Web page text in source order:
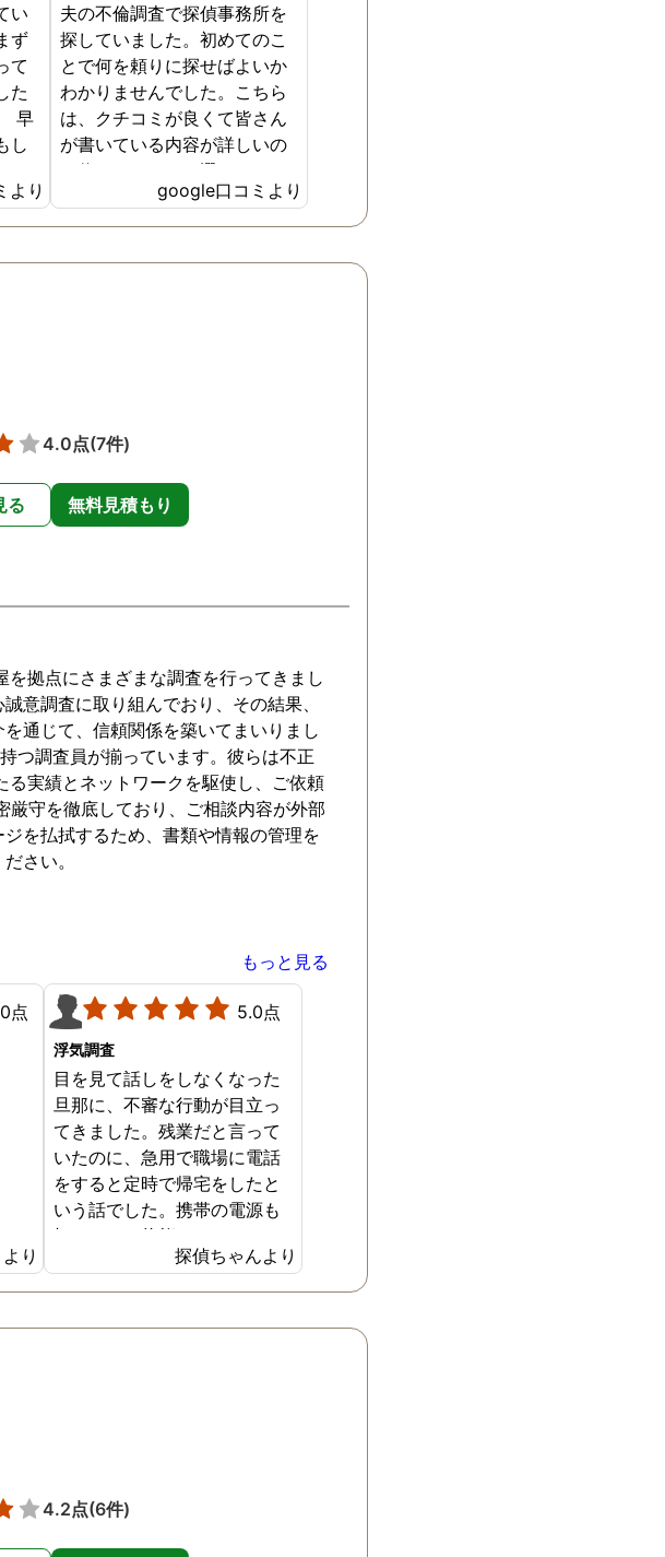
い
ず
て
た
早
し
世
も
回
め
に
く
像
拠
て
の
、
に
不
立
親
て
に
ま
き
所
より
夫の不倫調査で探偵事務所を
探していました。初めてのこ
とで何を頼りに探せばよいか
わかりませんでした。こちら
は、クチコミが良くて皆さん
が書いている内容が詳しいの
で信じてこちらを選びまし
た。初めは不安でしたがとて
も丁寧にこれからの進め方や
て終わり。ではありません。
アフターフォローもしっかり
してくれます。証拠が揃った
後の進め方もきちんと教えて
どこにすればよいか悩んでい
る方がいれば是非こちらをお
すすめしたいです。
google口コミより
4.0点(7件)
る 無料見積もり
拠点にさまざまな調査を行ってきまし
意調査に取り組んでおり、その結果、
通じて、信頼関係を築いてまいりまし
つ調査員が揃っています。彼らは不正
実績とネットワークを駆使し、ご依頼
守を徹底しており、ご相談内容が外部
を払拭するため、書類や情報の管理を
さい。
もっと見る
点
り
5.0点
浮気調査
目を見て話しをしなくなった
旦那に、不審な行動が目立っ
てきました。残業だと言って
いたのに、急用で職場に電話
をすると定時で帰宅をしたと
いう話でした。携帯の電源も
切れている状態で、どこにい
るのかも全くわかりませんで
した。問い詰め黙って下を向
動いてくれました。一人で悩
んできた事だったので、心強
くこの先のアドバイスにも感
探偵ちゃんより
4.2点(6件)